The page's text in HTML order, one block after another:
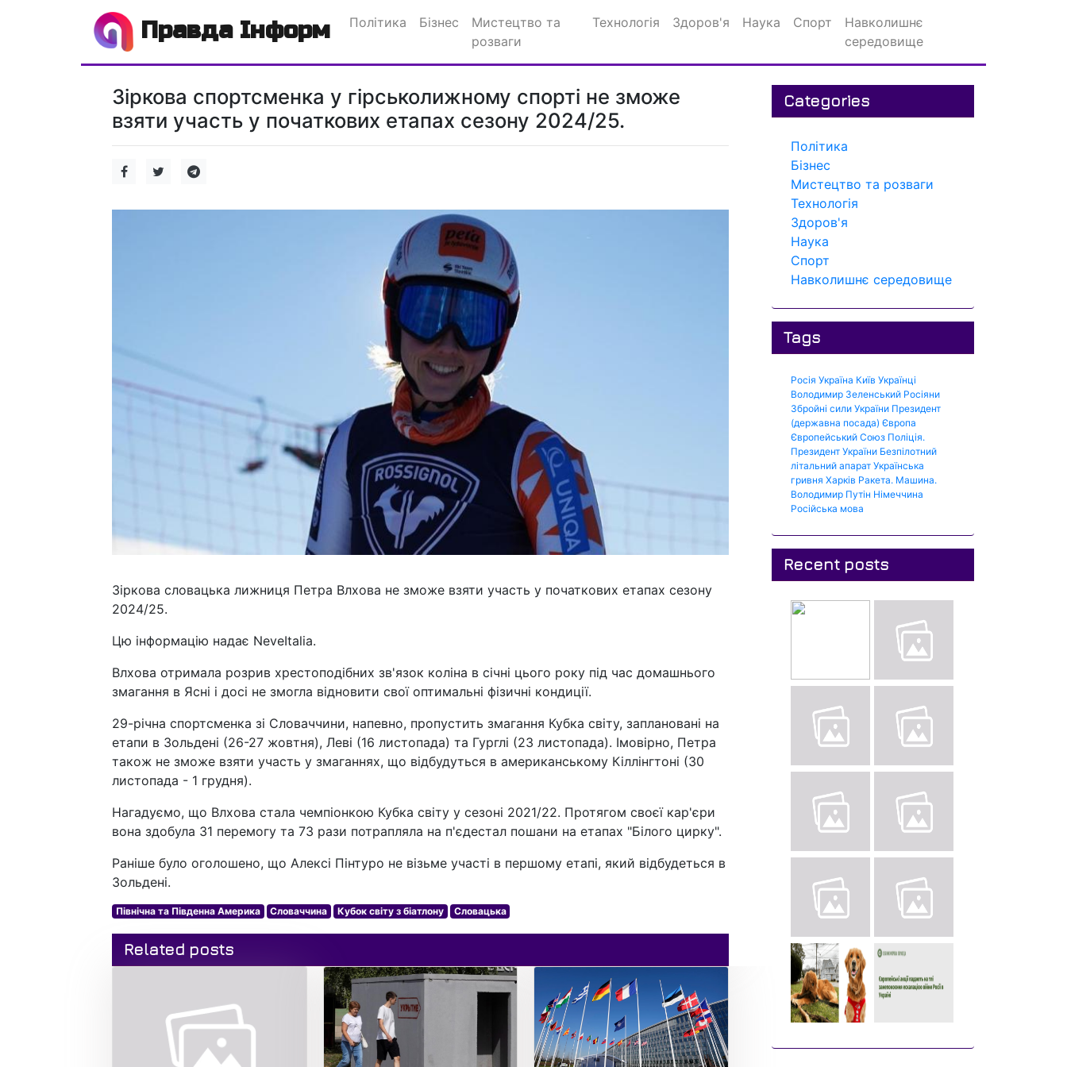
Правда Інформ Політика Бізнес
Мистецтво та
розваги
Технологія Здоров'я Наука Спорт
Навколишнє
середовище
Зіркова спортсменка у гірськолижному спорті не зможе
взяти участь у початкових етапах сезону 2024/25.
Зіркова словацька лижниця Петра Влхова не зможе взяти участь у початкових етапах сезону
2024/25.
Цю інформацію надає NeveItalia.
Влхова отримала розрив хрестоподібних зв'язок коліна в січні цього року під час домашнього
змагання в Ясні і досі не змогла відновити свої оптимальні фізичні кондиції.
29-річна спортсменка зі Словаччини, напевно, пропустить змагання Кубка світу, заплановані на
етапи в Зольдені (26-27 жовтня), Леві (16 листопада) та Гурглі (23 листопада). Імовірно, Петра
також не зможе взяти участь у змаганнях, що відбудуться в американському Кіллінгтоні (30
листопада - 1 грудня).
Нагадуємо, що Влхова стала чемпіонкою Кубка світу у сезоні 2021/22. Протягом своєї кар'єри
вона здобула 31 перемогу та 73 рази потрапляла на п'єдестал пошани на етапах "Білого цирку".
Раніше було оголошено, що Алексі Пінтуро не візьме участі в першому етапі, який відбудеться в
Зольдені.
Північна та Південна Америка Словаччина Кубок світу з біатлону Словацька
Related posts
Categories
Політика
Бізнес
Мистецтво та розваги
Технологія
Здоров'я
Наука
Спорт
Навколишнє середовище
Tags
Росія Україна Київ Українці
Володимир Зеленський Росіяни
Збройні сили України Президент
(державна посада) Європа
Європейський Союз Поліція.
Президент України Безпілотний
літальний апарат Українська
гривня Харків Ракета. Машина.
Володимир Путін Німеччина
Російська мова
Recent posts